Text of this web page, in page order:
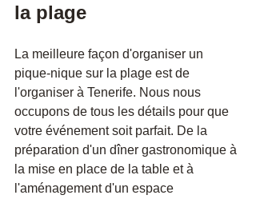
la plage
La meilleure façon d'organiser un
pique-nique sur la plage est de
l'organiser à Tenerife. Nous nous
occupons de tous les détails pour que
votre événement soit parfait. De la
préparation d'un dîner gastronomique à
la mise en place de la table et à
l'aménagement d'un espace